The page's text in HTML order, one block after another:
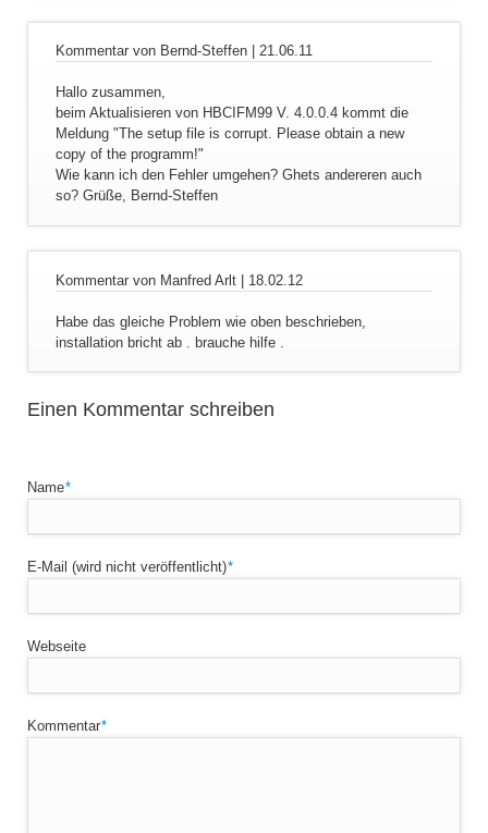
Kommentar von Bernd-Steffen | 21.06.11
Hallo zusammen,
beim Aktualisieren von HBCIFM99 V. 4.0.0.4 kommt die
Meldung "The setup file is corrupt. Please obtain a new
copy of the programm!"
Wie kann ich den Fehler umgehen? Ghets andereren auch
so? Grüße, Bernd-Steffen
Kommentar von Manfred Arlt | 18.02.12
Habe das gleiche Problem wie oben beschrieben,
installation bricht ab . brauche hilfe .
Einen Kommentar schreiben
Pflichtfeld
Name*
Pflichtfeld
E-Mail (wird nicht veröffentlicht)*
Webseite
Pflichtfeld
Kommentar*